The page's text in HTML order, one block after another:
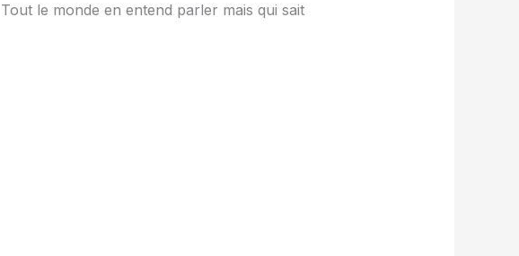
le monde en entend parler mais qui sait